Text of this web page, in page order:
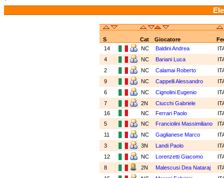
S Cat Giocatore
14
NC Baldini Andrea
4
NC Bariani Luca
2
NC Calamai Roberto
9
NC Cappelli Alessandro
6
NC Cignolini Eugenio
7
2N Ciucchi Gabriele
16
NC Ferrari Paolo
5
NC Franciolini Massimiliano
11
NC Gaglianese Marco
3
3N Landi Paolo
12
NC Lorenzetti Giacomo
8
2N Malescusi Dea Nataraj